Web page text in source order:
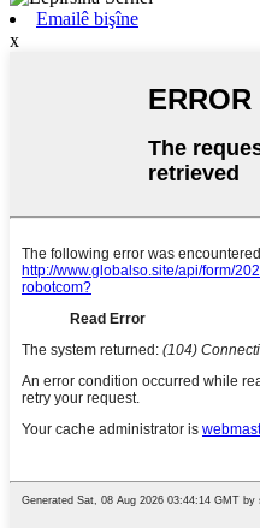
Emailê bişîne
x